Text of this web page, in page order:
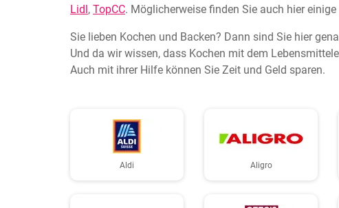
Lidl, TopCC. Möglicherweise finden Sie auch hier
Sie lieben Kochen und Backen? Dann sind Sie hier
Und da wir wissen, dass Kochen mit dem
Auch mit ihrer Hilfe können Sie Zeit und Geld sparen.
Aldi Aligro